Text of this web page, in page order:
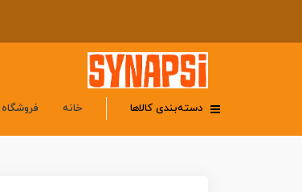
دسته‌بندی کالاها خانه فروشگاه